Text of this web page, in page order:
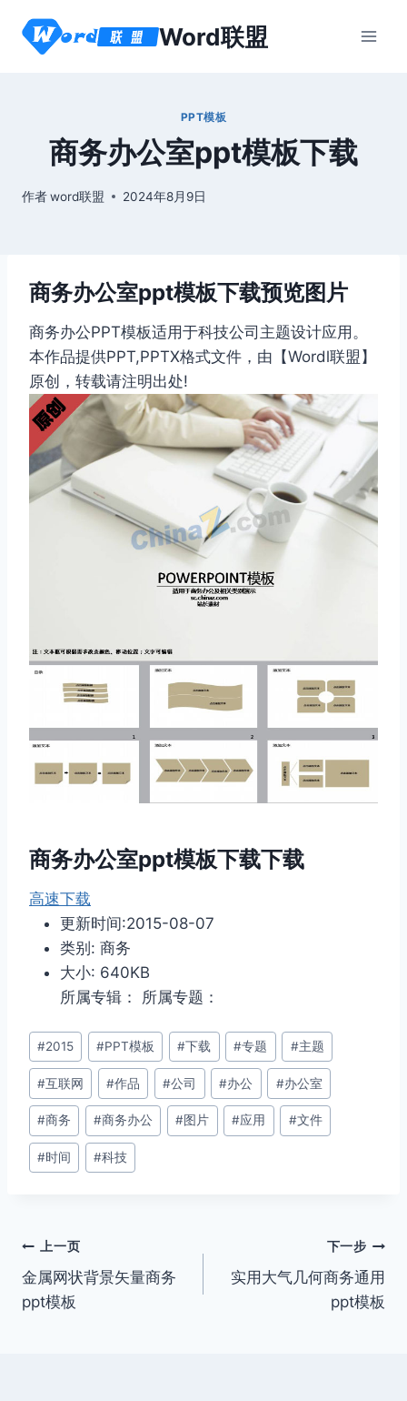
Word联盟
PPT模板
商务办公室ppt模板下载
作者word联盟 2024年8月9日
商务办公室ppt模板下载预览图片
商务办公PPT模板适用于科技公司主题设计应用。
本作品提供PPT,PPTX格式文件，由【Wordl联盟】
原创，转载请注明出处!
商务办公室ppt模板下载下载
高速下载
更新时间:2015-08-07
类别: 商务
大小: 640KB
所属专辑： 所属专题：
文
章
标
签：
#2015 #PPT模板 #下载 #专题 #主题
#互联网 #作品 #公司 #办公 #办公室
#商务 #商务办公 #图片 #应用 #文件
#时间 #科技
文
章
上一页
金属网状背景矢量商务
ppt模板
下一步
实用大气几何商务通用
ppt模板